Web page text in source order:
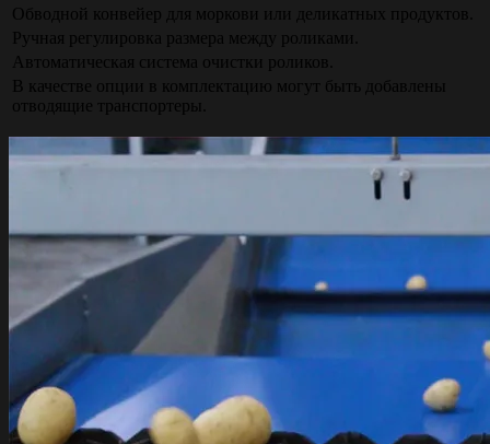
Обводной конвейер для моркови или деликатных продуктов.
Ручная регулировка размера между роликами.
Автоматическая система очистки роликов.
В качестве опции в комплектацию могут быть добавлены
отводящие транспортеры.